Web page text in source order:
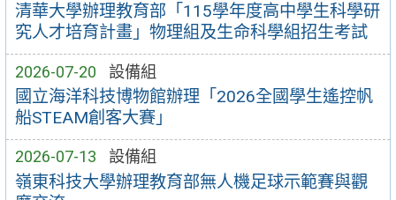
清華大學辦理教育部「115學年度高中學生科學研
究人才培育計畫」物理組及生命科學組招生考試
2026-07-20 設備組
國立海洋科技博物館辦理「2026全國學生遙控帆
船STEAM創客大賽」
2026-07-13 設備組
嶺東科技大學辦理教育部無人機足球示範賽與觀